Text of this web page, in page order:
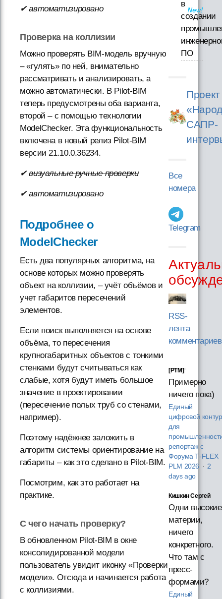
✔ автоматизировано
Проверка на коллизии
Можно проверять BIM-модель вручную
– «гулять» по ней, внимательно
рассматривать и анализировать, а
можно автоматически. В Pilot-BIM
теперь предусмотрены оба варианта,
второй – с помощью технологии
ModelChecker. Эта функциональность
включена в новый релиз Pilot-BIM
версии 21.10.0.36234.
✔визуальные ручные проверки
✔ автоматизировано
Подробнее о
ModelChecker
Есть два популярных алгоритма, на
основе которых можно проверять
объект на коллизии, – учёт объёмов и
учет габаритов пересечений
элементов.
Если поиск выполняется на основе
объёма, то пересечения
крупногабаритных объектов с тонкими
стенками будут считываться как
слабые, хотя будут иметь большое
значение в проектировании
(пересечение полых труб со стенами,
например).
Поэтому надёжнее заложить в
алгоритм системы ориентирование на
габариты – как это сделано в Pilot-BIM.
Посмотрим, как это работает на
практике.
С чего начать проверку?
В обновленном Pilot-BIM в окне
консолидированной модели
пользователь увидит иконку «Проверки
модели». Отсюда и начинается работа
с коллизиями.
в
создании
ПО
Проект
САПР-
Все
номера
Telegram
RSS-
лента
комментариев
[PTM]
Примерно
ничего пока)
Единый
цифровой контур
для
репортаж с
Форума T‑FLEX
PLM 2026 · 2
days ago
Кишкин Сергей
Одни высокие
материи,
ничего
конкретного.
Что там с
пресс-
формами?
Единый